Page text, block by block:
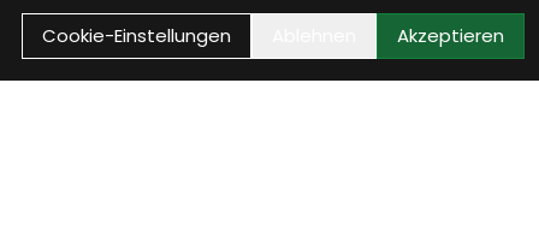
Cookie-Einstellungen Akzeptieren